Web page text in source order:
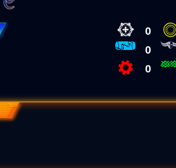
0
0
0